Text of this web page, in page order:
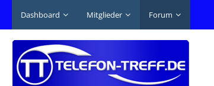
Dashboard Mitglieder Forum